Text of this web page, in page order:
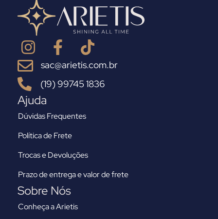
sac@arietis.com.br
(19) 99745 1836
Ajuda
Dúvidas Frequentes
Política de Frete
Trocas e Devoluções
Prazo de entrega e valor de frete
Sobre Nós
Conheça a Arietis